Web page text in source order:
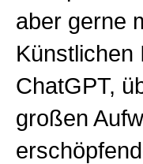
aber gerne
Künstlichen
ChatGPT,
großen